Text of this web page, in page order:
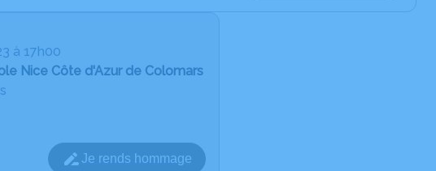
à 17h00
Nice Côte d'Azur de Colomars
Je rends hommage